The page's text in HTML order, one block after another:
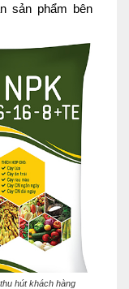
sản phẩm bên
hút khách hàng